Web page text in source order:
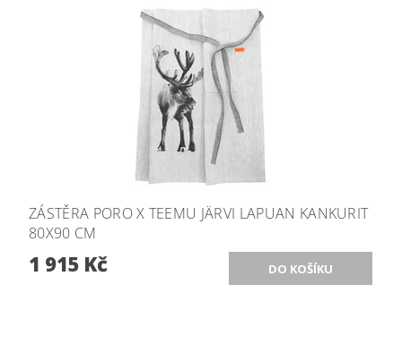
ZÁSTĚRA PORO X TEEMU JÄRVI LAPUAN KANKURIT
80X90 CM
1 915 Kč